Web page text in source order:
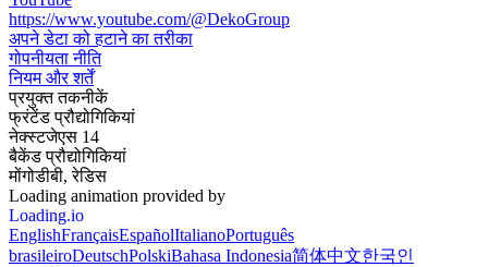
https://www.youtube.com/@DekoGroup
अपने डेटा को हटाने का तरीका
गोपनीयता नीति
नियम और शर्तें
प्रयुक्त तकनीकें
फ्रंटेंड प्रौद्योगिकियां
नेक्स्टजेएस 14
बैकेंड प्रौद्योगिकियां
मोंगोडीबी, रेडिस
Loading animation provided by
Loading.io
EnglishFrançaisEspañolItalianoPortuguês
brasileiroDeutschPolskiBahasa Indonesia简体中文한국인